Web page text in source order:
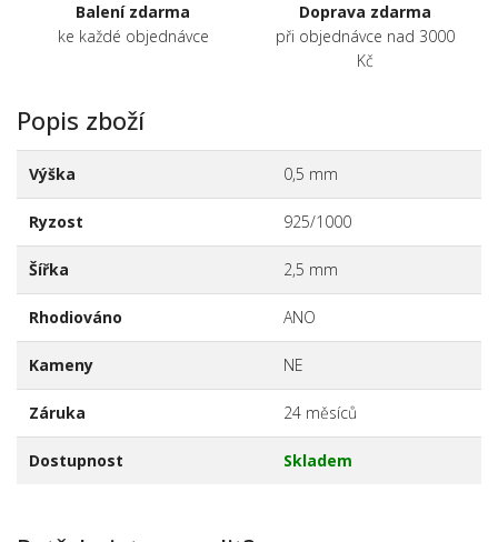
Balení zdarma
ke každé objednávce
Doprava zdarma
při objednávce nad 3000
Kč
Popis zboží
Výška 0,5 mm
Ryzost 925/1000
Šířka 2,5 mm
Rhodiováno ANO
Kameny NE
Záruka 24 měsíců
Dostupnost Skladem